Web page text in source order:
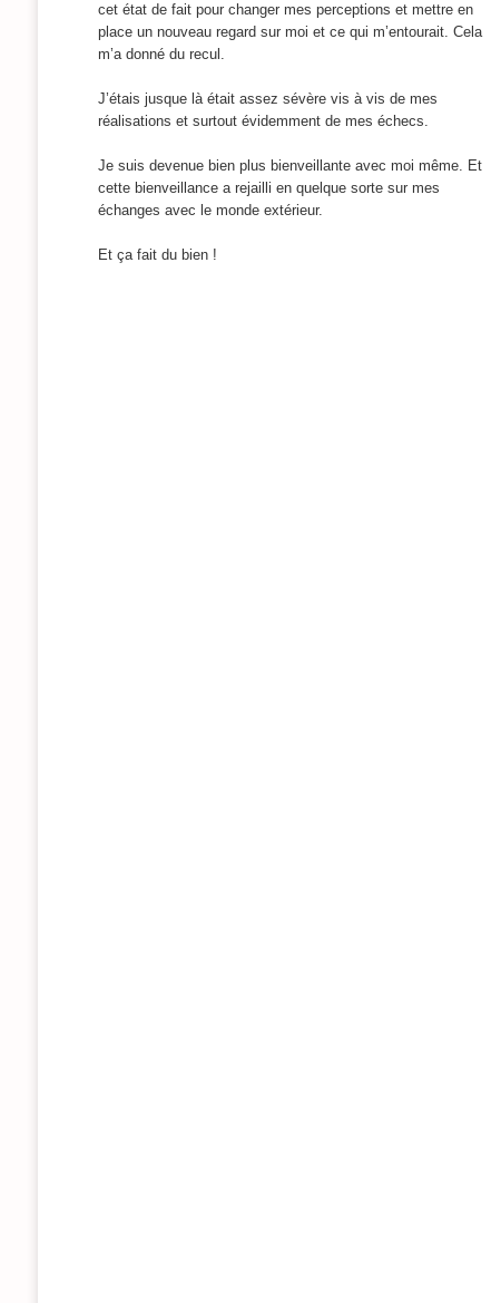
cet état de fait pour changer mes perceptions et mettre en
place un nouveau regard sur moi et ce qui m’entourait. Cela
m’a donné du recul.
J’étais jusque là était assez sévère vis à vis de mes
réalisations et surtout évidemment de mes échecs.
Je suis devenue bien plus bienveillante avec moi même. Et
cette bienveillance a rejailli en quelque sorte sur mes
échanges avec le monde extérieur.
Et ça fait du bien !